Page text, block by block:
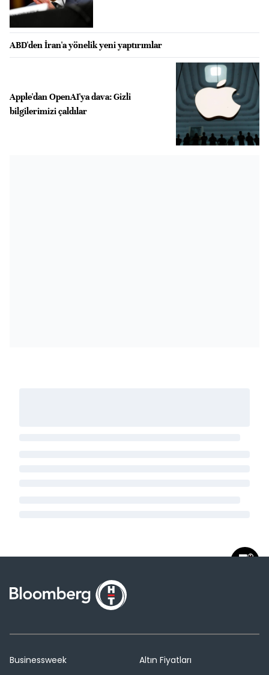
ABD'den İran'a yönelik yeni yaptırımlar
Apple'dan OpenAI'ya dava: Gizli
bilgilerimizi çaldılar
Businessweek
Altın Fiyatları